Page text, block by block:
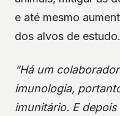
e até mesmo
dos alvos de estudo.
“Há um
imunologia,
imunitário. E